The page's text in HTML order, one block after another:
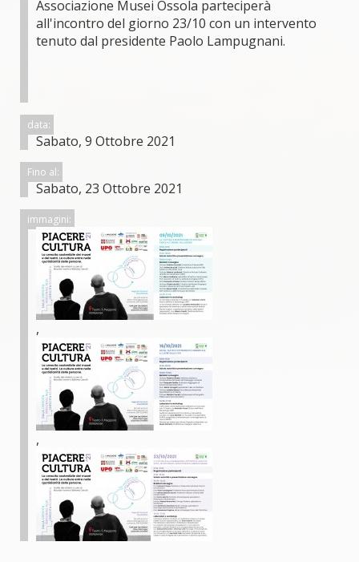
Associazione Musei Ossola parteciperà
all'incontro del giorno 23/10 con un intervento
tenuto dal presidente Paolo Lampugnani.
data:
Sabato, 9 Ottobre 2021
Fino al:
Sabato, 23 Ottobre 2021
immagini:
,
,